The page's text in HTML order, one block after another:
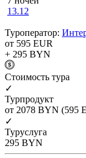
13.12
Туроператор:
от 595 EUR
+ 295 BYN
Cтоимость тура
✓
Турпродукт
от 2078 BYN (595
✓
Туруслуга
295 BYN